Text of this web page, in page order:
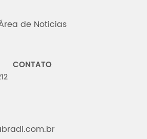
de Noticias
CONTATO